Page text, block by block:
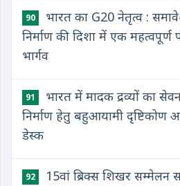
90
भारत का G20 नेतृत्व :
निर्माण की दिशा में एक
भार्गव
91
भारत में मादक द्रव्यों का
निर्माण हेतु बहुआयामी
डेस्क
92
15वां ब्रिक्स शिखर सम्मेलन